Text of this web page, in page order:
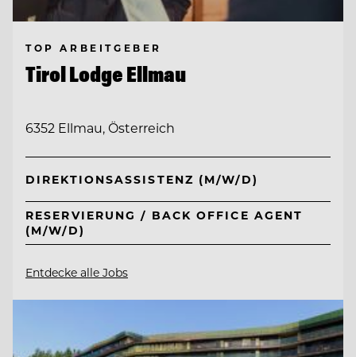
TOP ARBEITGEBER
Tirol Lodge Ellmau
6352 Ellmau, Österreich
DIREKTIONSASSISTENZ (M/W/D)
RESERVIERUNG / BACK OFFICE AGENT
(M/W/D)
Entdecke alle Jobs